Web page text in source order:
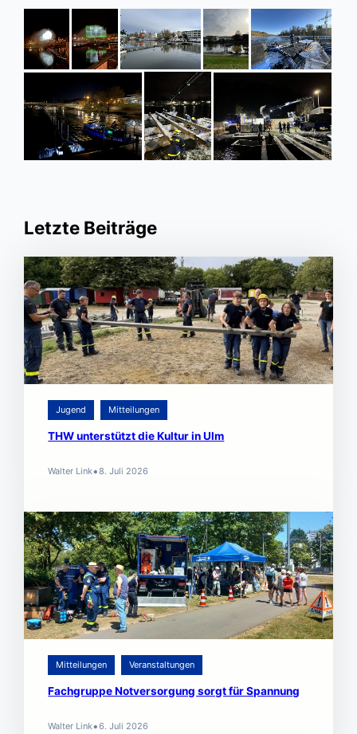
Letzte Beiträge
Jugend Mitteilungen
THW unterstützt die Kultur in Ulm
Walter Link•8. Juli 2026
Mitteilungen Veranstaltungen
Fachgruppe Notversorgung sorgt für Spannung
Walter Link•6. Juli 2026